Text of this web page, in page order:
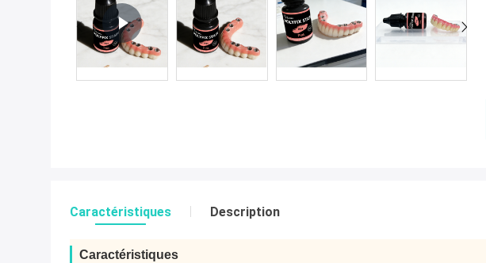
Caractéristiques Description
Caractéristiques